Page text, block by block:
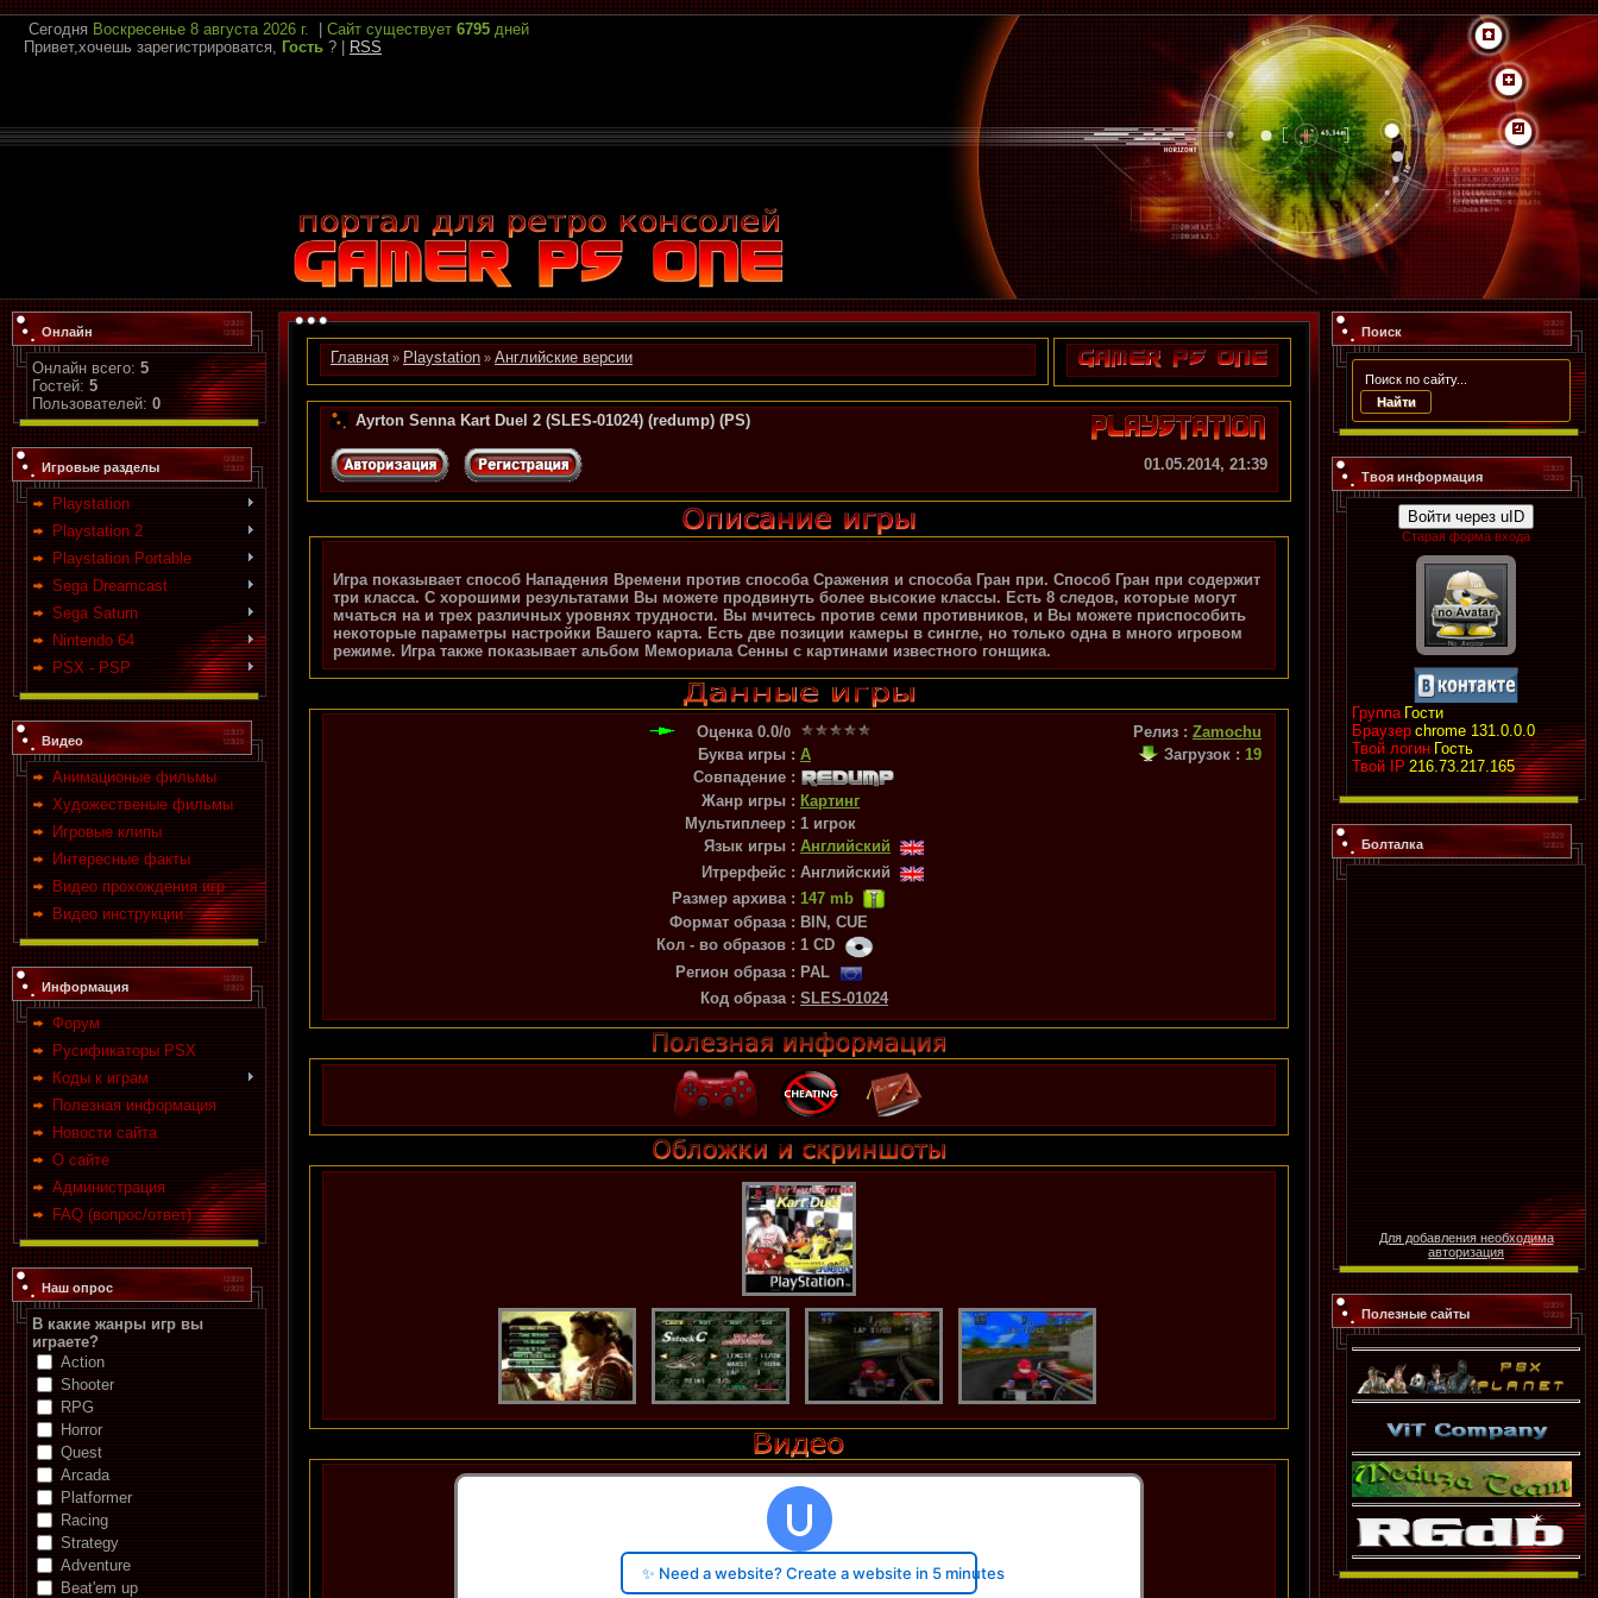
Сегодня Воскресенье 8 августа 2026 г. Сайт существует 6795 дней
Привет,хочешь зарегистрироватся, Гость ? RSS
Онлайн
Онлайн всего: 5
Гостей: 5
Пользователей: 0
Игровые разделы
Playstation
Playstation 2
Playstation Portable
Sega Dreamcast
Sega Saturn
Nintendo 64
PSX - PSP
Видео
Анимационые фильмы
Художественые фильмы
Игровые клипы
Интересные факты
Видео прохождения игр
Видео инструкции
Информация
Форум
Русификаторы PSX
Коды к играм
Полезная информация
Новости сайта
О сайте
Администрация
FAQ (вопрос/ответ)
Наш опрос
В какие жанры игр вы
играете?
Action
Shooter
RPG
Horror
Quest
Arcada
Platformer
Racing
Strategy
Adventure
Beat'em up
Главная » Playstation » Английские версии
Ayrton Senna Kart Duel 2 (SLES-01024) (redump) (PS)
01.05.2014, 21:39
Игра показывает способ Нападения Времени против способа Сражения и способа Гран при. Способ Гран при содержит
три класса. С хорошими результатами Вы можете продвинуть более высокие классы. Есть 8 следов, которые могут
мчаться на и трех различных уровнях трудности. Вы мчитесь против семи противников, и Вы можете приспособить
некоторые параметры настройки Вашего карта. Есть две позиции камеры в сингле, но только одна в много игровом
режиме. Игра также показывает альбом Мемориала Сенны с картинами известного гонщика.
Оценка 0.0/0 Релиз : Zamochu
Буква игры : A Загрузок : 19
Совпадение :
Жанр игры : Картинг
Мультиплеер : 1 игрок
Язык игры : Английский
Итрерфейс : Английский
Размер архива : 147 mb
Формат образа : BIN, CUE
Кол - во образов : 1 CD
Регион образа : PAL
Код образа : SLES-01024
Поиск
Твоя информация
Войти через uID
Старая форма входа
Группа Гости
Браузер chrome 131.0.0.0
Твой логин Гость
Твой IP 216.73.217.165
Болталка
Для добавления необходима
авторизация
Полезные сайты